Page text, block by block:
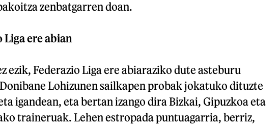
zenbatgarren doan.
Liga ere abian
ezik, Federazio Liga ere abiaraziko dute asteburu
Lohizunen sailkapen probak jokatuko dituzte
igandean, eta bertan izango dira Bizkai, Gipuzkoa eta
traineruak. Lehen estropada puntuagarria, berriz,